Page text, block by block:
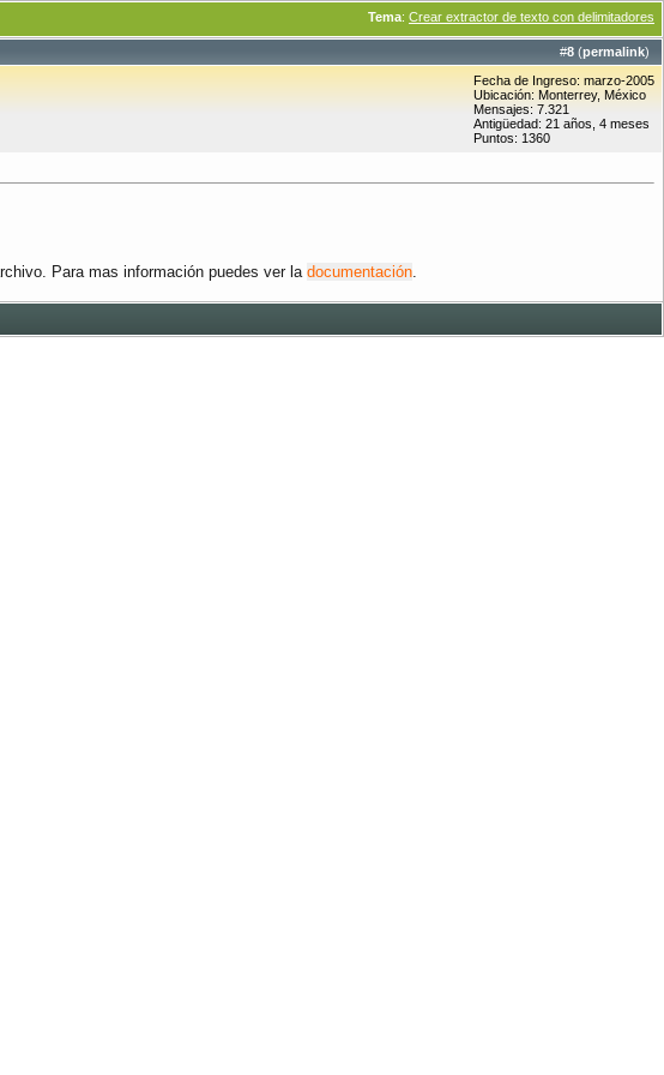
Tema: Crear extractor de texto con delimitadores
#8 (permalink)
Fecha de Ingreso: marzo-2005
Ubicación: Monterrey, México
Mensajes: 7.321
Antigüedad: 21 años, 4 meses
Puntos: 1360
Para mas información puedes ver la documentación.